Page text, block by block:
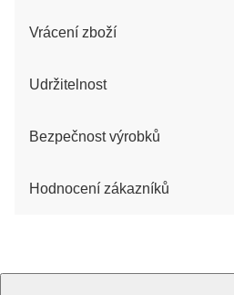
Vrácení zboží
Udržitelnost
Bezpečnost výrobků
Hodnocení zákazníků